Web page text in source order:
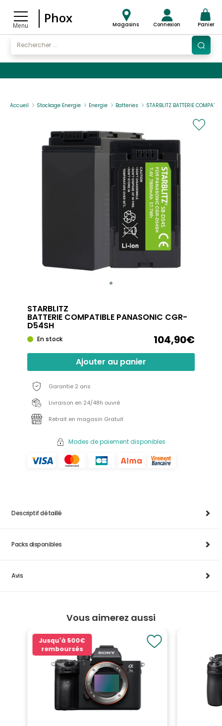
Menu
Phox Magasins Connexion Panier
Accueil Stockage Energie Energie Batteries STARBLITZ BATTERIE
STARBLITZ
BATTERIE COMPATIBLE PANASONIC CGR-
D54SH
En stock 104,90€
Ajouter au panier
Garantie 2 ans
Livraison en 24/48h ouvré
Retrait en magasin Gratuit
Modes de paiement disponibles
Descriptif détaillé
Packs disponibles
Avis
Vous aimerez aussi
Jusqu'à 500€
remboursés